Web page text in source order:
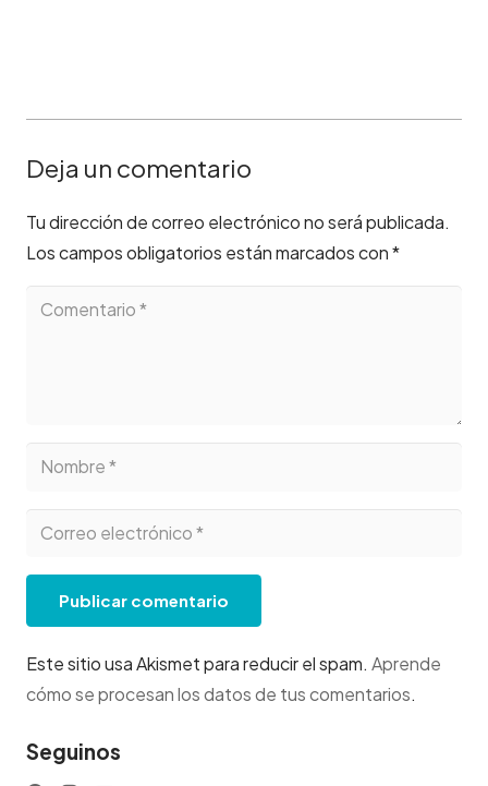
Deja un comentario
Tu dirección de correo electrónico no será publicada.
Los campos obligatorios están marcados con*
Publicar comentario
Este sitio usa Akismet para reducir el spam. Aprende
cómo se procesan los datos de tus comentarios.
Seguinos